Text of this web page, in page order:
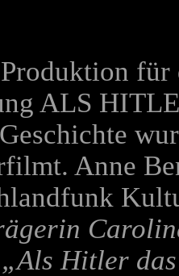
ALS
Anne
Hitler